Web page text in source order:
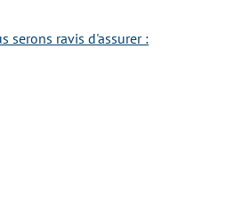
serons ravis d'assurer :